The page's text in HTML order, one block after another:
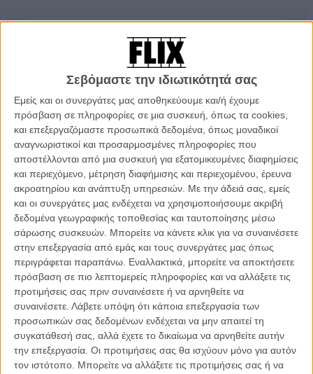
Σεβόμαστε την ιδιωτικότητά σας
Εμείς και οι συνεργάτες μας αποθηκεύουμε και/ή έχουμε
πρόσβαση σε πληροφορίες σε μια συσκευή, όπως τα cookies,
και επεξεργαζόμαστε προσωπικά δεδομένα, όπως μοναδικοί
αναγνωριστικοί και προσαρμοσμένες πληροφορίες που
αποστέλλονται από μια συσκευή για εξατομικευμένες διαφημίσεις
και περιεχόμενο, μέτρηση διαφήμισης και περιεχομένου, έρευνα
ακροατηρίου και ανάπτυξη υπηρεσιών. Με την άδειά σας, εμείς
και οι συνεργάτες μας ενδέχεται να χρησιμοποιήσουμε ακριβή
δεδομένα γεωγραφικής τοποθεσίας και ταυτοποίησης μέσω
σάρωσης συσκευών. Μπορείτε να κάνετε κλικ για να συναινέσετε
στην επεξεργασία από εμάς και τους συνεργάτες μας όπως
περιγράφεται παραπάνω. Εναλλακτικά, μπορείτε να αποκτήσετε
πρόσβαση σε πιο λεπτομερείς πληροφορίες και να αλλάξετε τις
προτιμήσεις σας πριν συναινέσετε ή να αρνηθείτε να
συναινέσετε. Λάβετε υπόψη ότι κάποια επεξεργασία των
προσωπικών σας δεδομένων ενδέχεται να μην απαιτεί τη
συγκατάθεσή σας, αλλά έχετε το δικαίωμα να αρνηθείτε αυτήν
την επεξεργασία. Οι προτιμήσεις σας θα ισχύουν μόνο για αυτόν
τον ιστότοπο. Μπορείτε να αλλάξετε τις προτιμήσεις σας ή να
Google
Αν υπάρχει δικαιοσύνη ο Χοακίν Φίνιξ θα φύγει από τα Οσκαρ του
2020 με το αγαλματίδιο για την καλύτερη ανδρική ερμηνεία της
χρονιάς για το κατόρθωμά του στο «Joker». Κι αυτό θα τον
μεταμορφωσει (αν δεν είναι ήδη) σε έναν από τους πιο
περιζήτητους ηθοποιούς των ημερών μας
Δείτε ακόμη:Ο Χοακίν Φίνιξ βαριέται τις συνεντεύξεις
Κι ο πρώτος του ρόλος μετά από το «Joker»όπως ανακαλύπτουμε
στην σημερινή ειδησεογραφία θα είναι στην επόμενη ταινία του Μάικ
Μιλς ενός σκηνοθέτη που με την πρώτη του ταινία «Οι Αρχάριοι»
μπήκε για πάντα στην λίστα των δημιουργών που αγαπάμε και θα
ακολουθούμε πιστά.